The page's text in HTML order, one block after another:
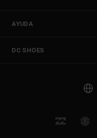
AYUDA
DC SHOES